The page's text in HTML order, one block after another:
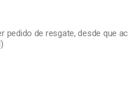
pedido de resgate, desde que